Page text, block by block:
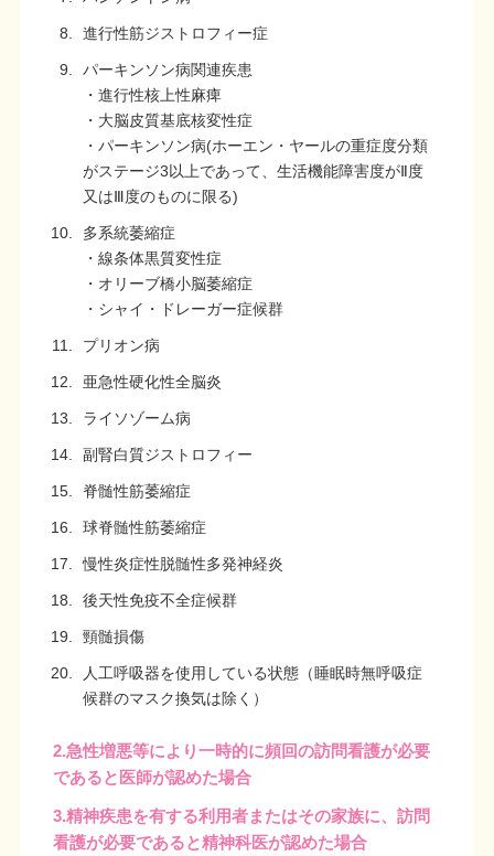
進行性筋ジストロフィー症
パーキンソン病関連疾患
・進行性核上性麻痺
・大脳皮質基底核変性症
・パーキンソン病(ホーエン・ヤールの重症度分類
がステージ3以上であって、生活機能障害度がⅡ度
又はⅢ度のものに限る)
多系統萎縮症
・線条体黒質変性症
・オリーブ橋小脳萎縮症
・シャイ・ドレーガー症候群
プリオン病
亜急性硬化性全脳炎
ライソゾーム病
副腎白質ジストロフィー
脊髄性筋萎縮症
球脊髄性筋萎縮症
慢性炎症性脱髄性多発神経炎
後天性免疫不全症候群
頸髄損傷
人工呼吸器を使用している状態（睡眠時無呼吸症
候群のマスク換気は除く）
2.急性増悪等により一時的に頻回の訪問看護が必要
であると医師が認めた場合
3.精神疾患を有する利用者またはその家族に、訪問
看護が必要であると精神科医が認めた場合